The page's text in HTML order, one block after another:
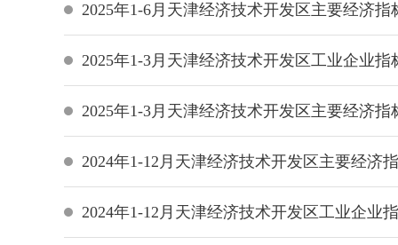
2025年1-6月天津经济技术开发区主要经济指
2025年1-3月天津经济技术开发区工业企业指
2025年1-3月天津经济技术开发区主要经济指
2024年1-12月天津经济技术开发区主要经济
2024年1-12月天津经济技术开发区工业企业